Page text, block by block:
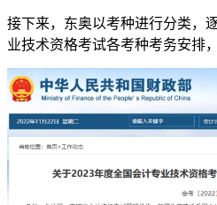
接下来，东奥以考种进行分类，
业技术资格考试各考种考务安排